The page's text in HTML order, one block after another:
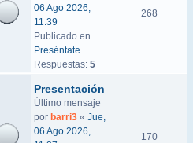
06 Ago 2026,
11:39
Publicado en
Preséntate
Respuestas: 5
268
Presentación
Último mensaje
por barri3 « Jue,
06 Ago 2026,
170